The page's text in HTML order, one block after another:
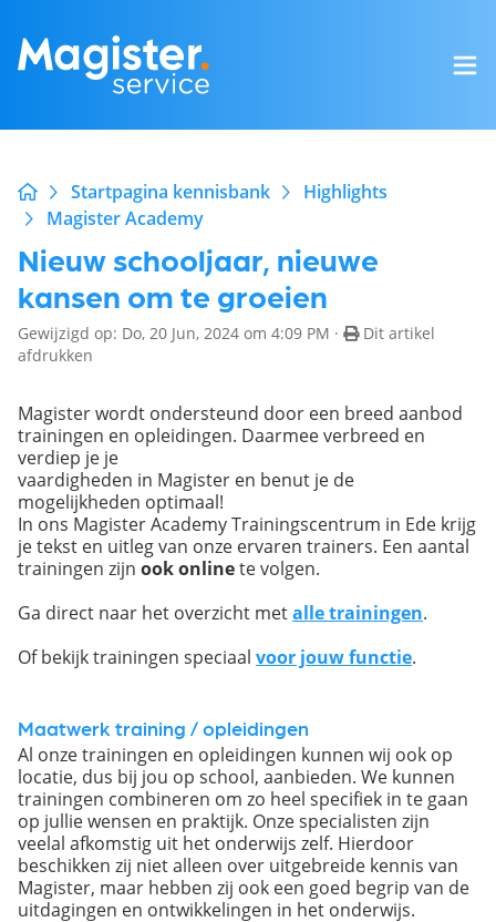
Startpagina kennisbank
Highlights
Magister Academy
Nieuw schooljaar, nieuwe
kansen om te groeien
Gewijzigd op: Do, 20 Jun, 2024 om 4:09 PM ·
Dit artikel
afdrukken
Magister wordt ondersteund door een breed aanbod
trainingen en opleidingen. Daarmee verbreed en
verdiep je je
vaardigheden in Magister en benut je de
mogelijkheden optimaal!
In ons Magister Academy Trainingscentrum in Ede krijg
je tekst en uitleg van onze ervaren trainers. Een aantal
trainingen zijn ook onlinete volgen.
Ga direct naar het overzicht metalle trainingen.
Of bekijk trainingen speciaal voor jouw functie.
Maatwerk training / opleidingen
Al onze trainingen en opleidingen kunnen wij ook op
locatie, dus bij jou op school, aanbieden. We kunnen
trainingen combineren om zo heel specifiek in te gaan
op jullie wensen en praktijk. Onze specialisten zijn
veelal afkomstig uit het onderwijs zelf. Hierdoor
beschikken zij niet alleen over uitgebreide kennis van
Magister, maar hebben zij ook een goed begrip van de
uitdagingen en ontwikkelingen in het onderwijs.